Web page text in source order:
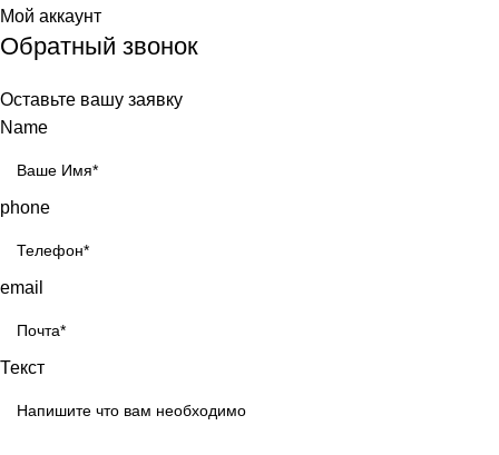
Мой аккаунт
Обратный звонок
Оставьте вашу заявку
Name
phone
email
Текст